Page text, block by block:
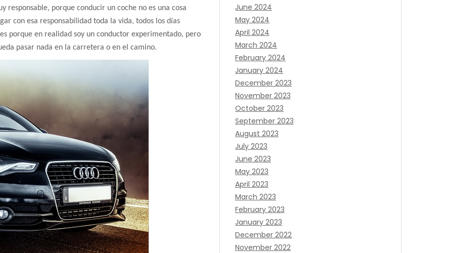
responsable, porque conducir un coche no es una cosa
con esa responsabilidad toda la vida, todos los días
porque en realidad soy un conductor experimentado, pero
pasar nada en la carretera o en el camino.
June 2024
May 2024
April 2024
March 2024
February 2024
January 2024
December 2023
November 2023
October 2023
September 2023
August 2023
July 2023
June 2023
May 2023
April 2023
March 2023
February 2023
January 2023
December 2022
November 2022